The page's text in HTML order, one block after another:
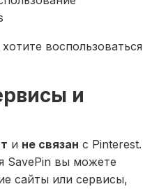
воспользоваться
и
и не связан с Pinterest.
SavePin вы можете
сайты или сервисы,